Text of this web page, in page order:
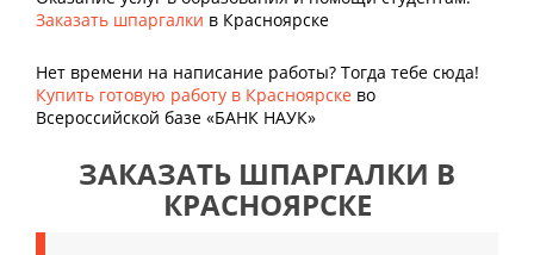
Заказать шпаргалки в Красноярске
Нет времени на написание работы? Тогда тебе сюда!
Купить готовую работу в Красноярске во
Всероссийской базе «БАНК НАУК»
ЗАКАЗАТЬ ШПАРГАЛКИ В
КРАСНОЯРСКЕ